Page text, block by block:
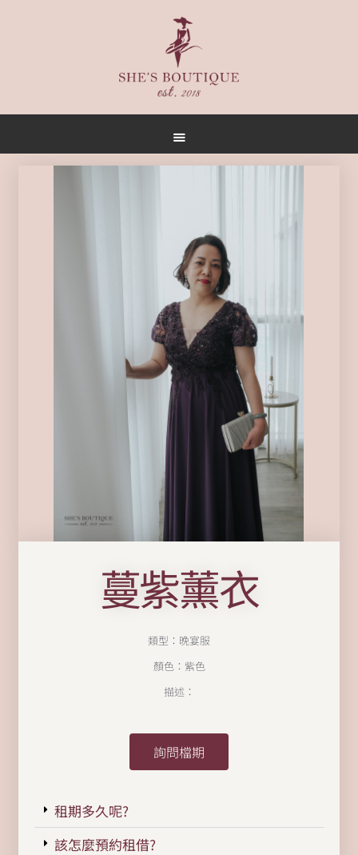
首頁
關於
禮服作品
店內空間
客戶推薦
聯名合作
預約方式
蔓紫薰衣
類型：晚宴服
顏色：紫色
描述：
詢問檔期
租期多久呢?
該怎麼預約租借?